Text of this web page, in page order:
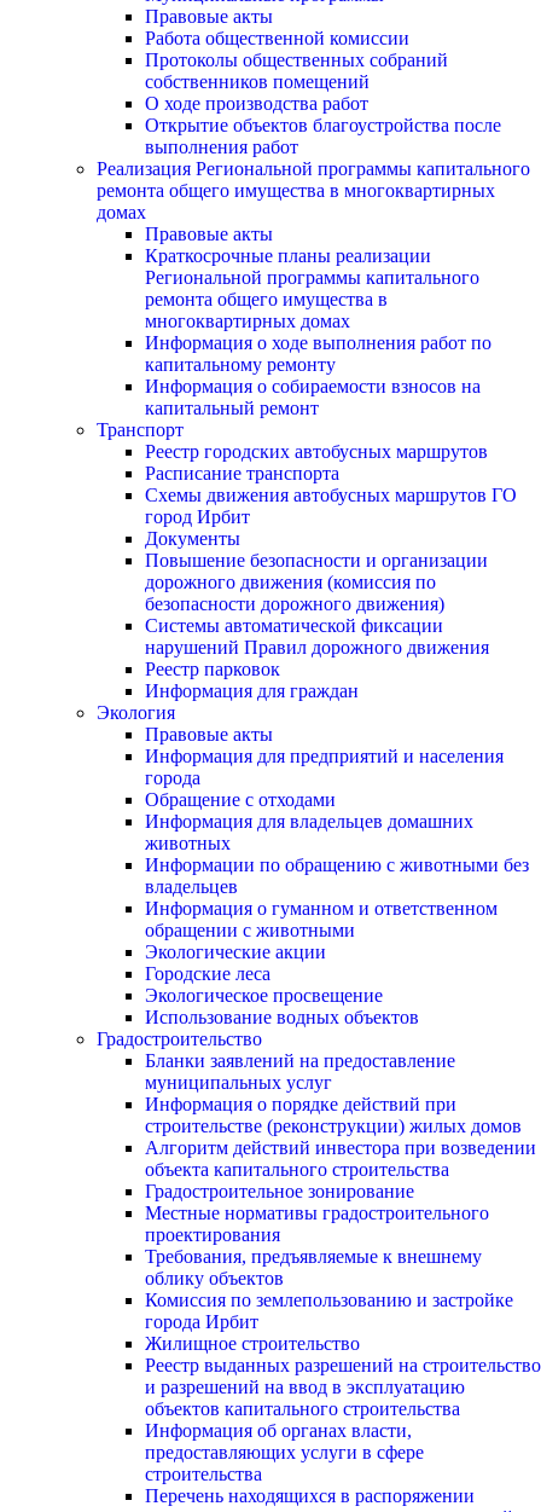
Правовые акты
Работа общественной комиссии
Протоколы общественных собраний
собственников помещений
О ходе производства работ
Открытие объектов благоустройства после
выполнения работ
Реализация Региональной программы капитального
ремонта общего имущества в многоквартирных
домах
Правовые акты
Краткосрочные планы реализации
Региональной программы капитального
ремонта общего имущества в
многоквартирных домах
Информация о ходе выполнения работ по
капитальному ремонту
Информация о собираемости взносов на
капитальный ремонт
Транспорт
Реестр городских автобусных маршрутов
Расписание транспорта
Схемы движения автобусных маршрутов ГО
город Ирбит
Документы
Повышение безопасности и организации
дорожного движения (комиссия по
безопасности дорожного движения)
Системы автоматической фиксации
нарушений Правил дорожного движения
Реестр парковок
Информация для граждан
Экология
Правовые акты
Информация для предприятий и населения
города
Обращение с отходами
Информация для владельцев домашних
животных
Информации по обращению с животными без
владельцев
Информация о гуманном и ответственном
обращении с животными
Экологические акции
Городские леса
Экологическое просвещение
Использование водных объектов
Градостроительство
Бланки заявлений на предоставление
муниципальных услуг
Информация о порядке действий при
строительстве (реконструкции) жилых домов
Алгоритм действий инвестора при возведении
объекта капитального строительства
Градостроительное зонирование
Местные нормативы градостроительного
проектирования
Требования, предъявляемые к внешнему
облику объектов
Комиссия по землепользованию и застройке
города Ирбит
Жилищное строительство
Реестр выданных разрешений на строительство
и разрешений на ввод в эксплуатацию
объектов капитального строительства
Информация об органах власти,
предоставляющих услуги в сфере
строительства
Перечень находящихся в распоряжении